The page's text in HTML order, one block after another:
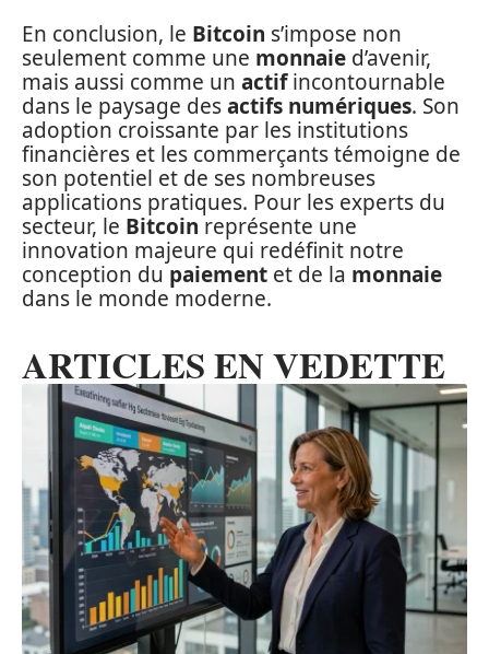
En conclusion, le Bitcoin s’impose non
seulement comme une monnaie d’avenir,
mais aussi comme un actifincontournable
dans le paysage desactifs numériques. Son
adoption croissante par les institutions
financières et les commerçants témoigne de
son potentiel et de ses nombreuses
applications pratiques. Pour les experts du
secteur, le Bitcoin représente une
innovation majeure qui redéfinit notre
conception du paiement et de la monnaie
dans le monde moderne.
ARTICLES EN VEDETTE